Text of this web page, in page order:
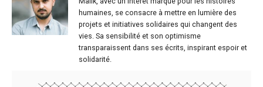
humaines, se consacre à mettre en lumière des
projets et initiatives solidaires qui changent des
vies. Sa sensibilité et son optimisme
transparaissent dans ses écrits, inspirant espoir et
solidarité.